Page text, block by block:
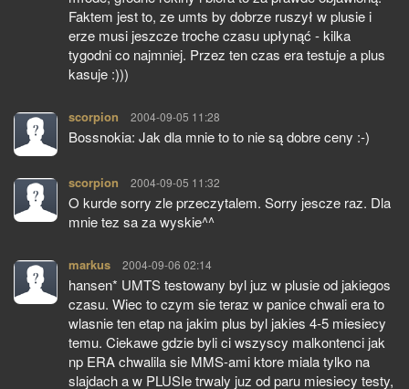
Faktem jest to, ze umts by dobrze ruszył w plusie i
erze musi jeszcze troche czasu upłynąć - kilka
tygodni co najmniej. Przez ten czas era testuje a plus
kasuje :)))
scorpion pisze:
2004-09-05 11:28
Bossnokia: Jak dla mnie to to nie są dobre ceny :-)
scorpion pisze:
2004-09-05 11:32
O kurde sorry zle przeczytalem. Sorry jescze raz. Dla
mnie tez sa za wyskie^^
markus pisze:
2004-09-06 02:14
hansen* UMTS testowany byl juz w plusie od jakiegos
czasu. Wiec to czym sie teraz w panice chwali era to
wlasnie ten etap na jakim plus byl jakies 4-5 miesiecy
temu. Ciekawe gdzie byli ci wszyscy malkontenci jak
np ERA chwalila sie MMS-ami ktore miala tylko na
slajdach a w PLUSIe trwaly juz od paru miesiecy testy,